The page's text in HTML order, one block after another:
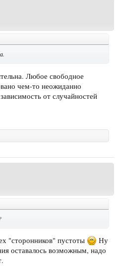
Любое свободное
чем-то неожиданно
от случайностей
"сторонников" пустоты
Ну
оставалось возможным, надо